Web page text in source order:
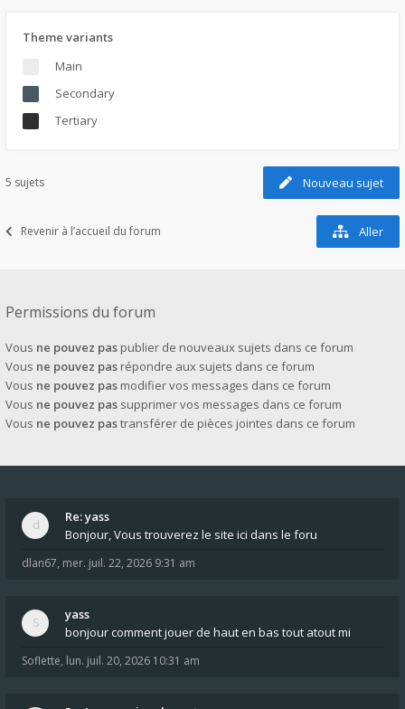
Theme variants
Main
Secondary
Tertiary
Nouveau sujet
5 sujets
Revenir à l’accueil du forum Aller
Permissions du forum
Vous ne pouvez pas publier de nouveaux sujets dans ce forum
Vous ne pouvez pas répondre aux sujets dans ce forum
Vous ne pouvez pas modifier vos messages dans ce forum
Vous ne pouvez pas supprimer vos messages dans ce forum
Vous ne pouvez pastransférer de pièces jointes dans ce forum
Re: yass
Bonjour, Vous trouverez le site ici dans le foru
dlan67, mer. juil. 22, 2026 9:31 am
yass
bonjour comment jouer de haut en bas tout atout mi
Soflette, lun. juil. 20, 2026 10:31 am